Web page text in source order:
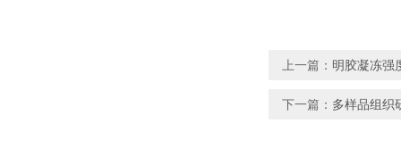
上一篇： 明胶凝冻强
下一篇： 多样品组织